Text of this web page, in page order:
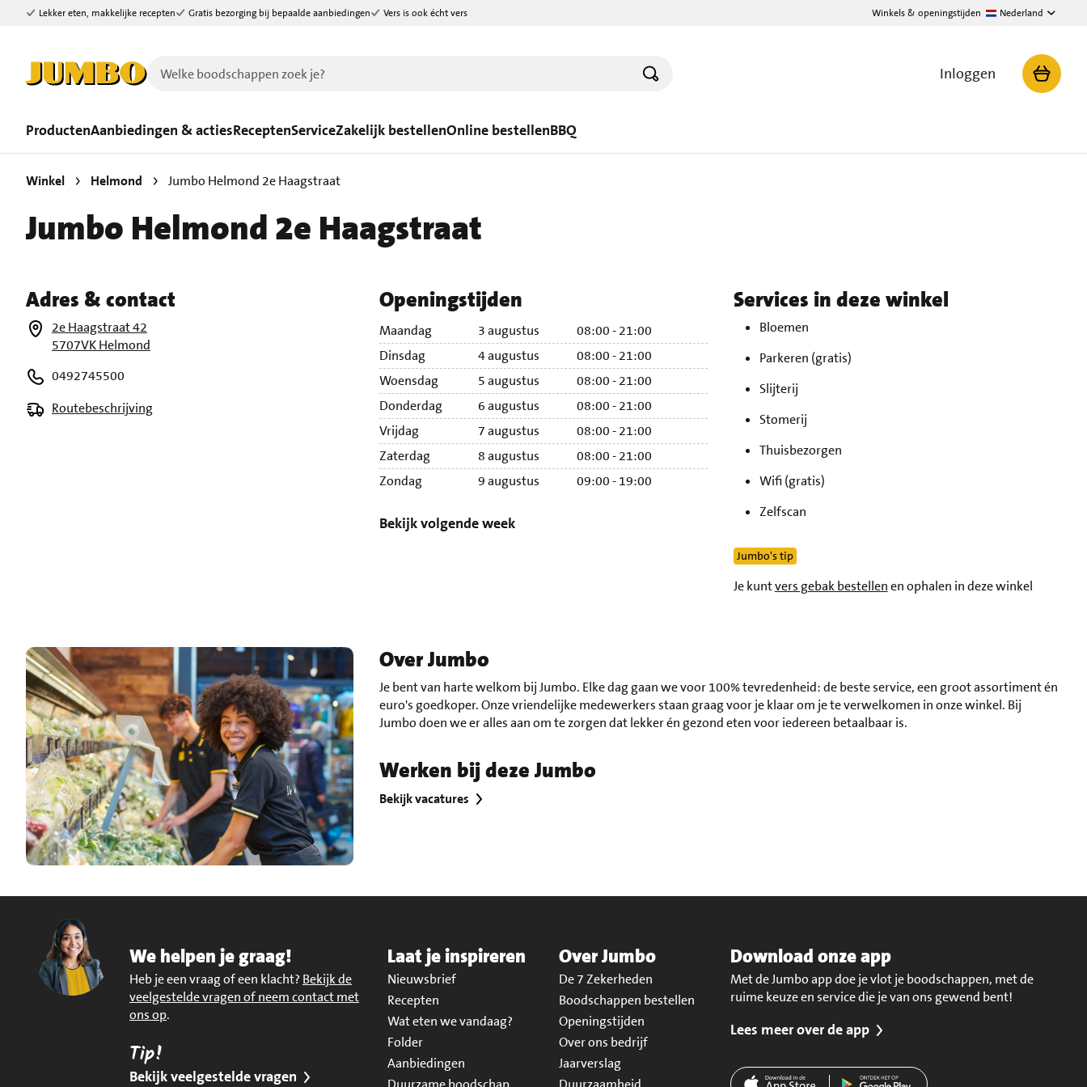
Ga naar zoeken
Ga naar hoofdinhoud
Lekker eten, makkelijke recepten Gratis bezorging bij bepaalde aanbiedingen Vers is ook écht vers Winkels & openingstijden Nederland
Inloggen
ProductenAanbiedingen & actiesReceptenServiceZakelijk bestellenOnline bestellenBBQ
Winkel Helmond Jumbo Helmond 2e Haagstraat
Jumbo Helmond 2e Haagstraat
Adres & contact
2e Haagstraat 42
5707VK Helmond
0492745500
Routebeschrijving
Openingstijden
Maandag 3 augustus
08:00 - 21:00
Dinsdag
4 augustus
08:00 - 21:00
Woensdag
5 augustus
08:00 - 21:00
Donderdag
6 augustus
08:00 - 21:00
Vrijdag
7 augustus
08:00 - 21:00
Zaterdag
8 augustus
08:00 - 21:00
Zondag
9 augustus 09:00 - 19:00
Maandag 10 augustus
Dinsdag
11 augustus
Woensdag
14 augustus
Zaterdag
15 augustus
Zondag
16 augustus
Bekijk volgende week
Services in deze winkel
Bloemen
Parkeren (gratis)
Slijterij
Stomerij
Thuisbezorgen
Wifi (gratis)
Zelfscan
Jumbo's tip
Je kuntvers gebak bestellenen ophalen in deze winkel
Over Jumbo
Je bent van harte welkom bij Jumbo. Elke dag gaan we voor 100% tevredenheid: de beste service, een groot assortiment én
euro's goedkoper. Onze vriendelijke medewerkers staan graag voor je klaar om je te verwelkomen in onze winkel. Bij
Jumbo doen we er alles aan om te zorgen dat lekker én gezond eten voor iedereen betaalbaar is.
Werken bij deze Jumbo
Bekijk vacatures
We helpen je graag!
Heb je een vraag of een klacht? Bekijk de
veelgestelde vragen of neem contact met
ons op.
Tip!
Bekijk veelgestelde vragen
Laat je inspireren
Nieuwsbrief
Recepten
Wat eten we vandaag?
Folder
Aanbiedingen
Over Jumbo
De 7 Zekerheden
Boodschappen bestellen
Openingstijden
Over ons bedrijf
Jaarverslag
Download onze app
Met de Jumbo app doe je vlot je boodschappen, met de
ruime keuze en service die je van ons gewend bent!
Lees meer over de app